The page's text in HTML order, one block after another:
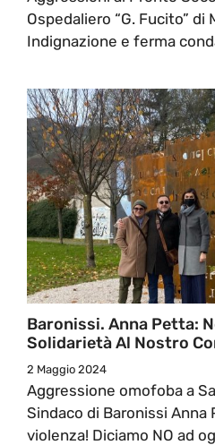
Ospedaliero “G. Fucito”
Indignazione e ferma
Baronissi. Anna Petta:
Solidarietà Al Nostro
2 Maggio 2024
Aggressione omofoba a
Sindaco di Baronissi Anna
violenza! Diciamo NO ad